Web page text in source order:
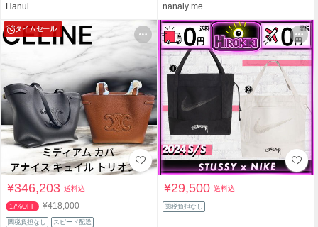
Hanul_ nanaly me
タイムセール
¥346,203送料込
17%OFF ¥418,000
関税負担なし スピード配送
¥29,500送料込
関税負担なし